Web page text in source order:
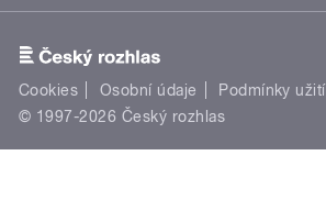
Cookies Osobní údaje Podmínky užití
© 1997-2026 Český rozhlas